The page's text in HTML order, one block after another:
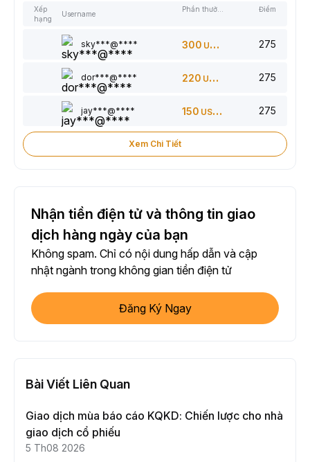
Xếp
hạng
Username
Điểm
sky***@**** 300 USDT 275
dor***@**** 220 USDT 275
jay***@**** 150 USDT 275
Xem Chi Tiết
Nhận tiền điện tử và thông tin giao
dịch hàng ngày của bạn
Không spam. Chỉ có nội dung hấp dẫn và cập
nhật ngành trong không gian tiền điện tử
Đăng Ký Ngay
Bài Viết Liên Quan
Giao dịch mùa báo cáo KQKD: Chiến lược cho nhà
giao dịch cổ phiếu
5 Th08 2026